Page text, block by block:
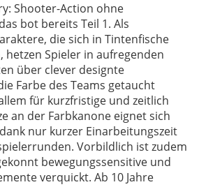
Shooter-Action ohne
bot bereits Teil 1. Als
die sich in Tintenfische
hetzen Spieler in aufregenden
über clever designte
Farbe des Teams getaucht
für kurzfristige und zeitlich
an der Farbkanone eignet sich
nur kurzer Einarbeitungszeit
Vorbildlich ist zudem
bewegungssensitive und
verquickt. Ab 10 Jahre